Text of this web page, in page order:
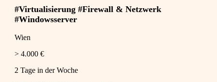
#Virtualisierung #Firewall & Netzwerk
#Windowsserver
Wien
> 4.000 €
2 Tage in der Woche